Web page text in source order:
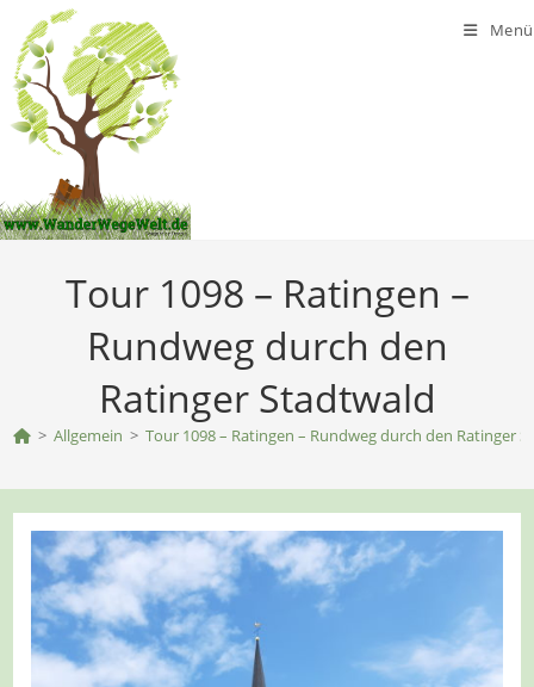
Inhalt
springen
Menü
Tour 1098 – Ratingen –
Rundweg durch den
Ratinger Stadtwald
> Allgemein > Tour 1098 – Ratingen – Rundweg durch den Ratinger